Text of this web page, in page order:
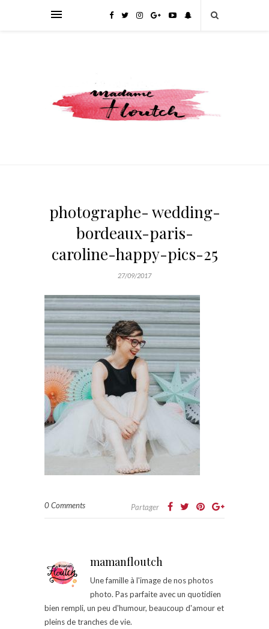
photographe- wedding-
bordeaux-paris-
caroline-happy-pics-25
27/09/2017
0 Comments Partager
mamanfloutch
Une famille à l'image de nos photos
photo. Pas parfaite avec un quotidien
bien rempli, un peu d'humour, beaucoup d'amour et
pleins de tranches de vie.